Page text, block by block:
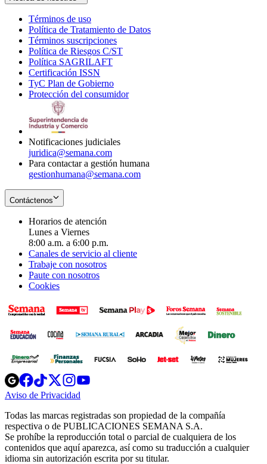
Términos de uso
in
new
window
Política de Tratamiento de Datos
Términos suscripciones
in
Política de Riesgos C/ST
Política SAGRILAFT
new
window
Certificación ISSN
in
new
TyC Plan de Gobierno
in
Protección del consumidorOpens
Notificaciones judiciales
juridica@semana.com
Para contactar a gestión humana
gestionhumana@semana.com
Contáctenos
Horarios de atención
Lunes a Viernes
8:00 a.m. a 6:00 p.m.
Canales de servicio al cliente
Trabaje con nosotros
Paute con nosotros
Cookies
Opens
in
new
Opens
in
new
Opens
in
new
window
Opens
new
windowwindow
Aviso de Privacidad
new
window
Todas las marcas registradas son propiedad de la compañía
respectiva o de PUBLICACIONES SEMANA S.A.
Se prohíbe la reproducción total o parcial de cualquiera de los
contenidos que aquí aparezca, así como su traducción a cualquier
idioma sin autorización escrita por su titular.